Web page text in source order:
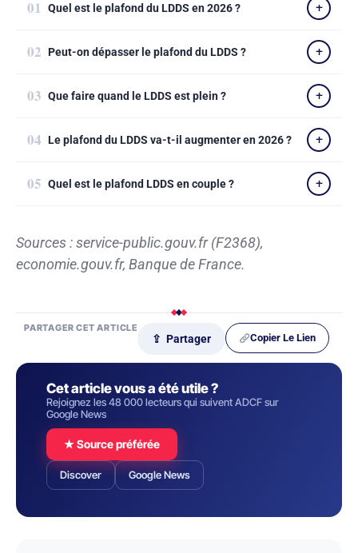
Quel est le plafond du LDDS en 2026 ?
Peut-on dépasser le plafond du LDDS ?
Que faire quand le LDDS est plein ?
Le plafond du LDDS va-t-il augmenter en 2026 ?
Quel est le plafond LDDS en couple ?
Sources : service-public.gouv.fr (F2368),
economie.gouv.fr, Banque de France.
PARTAGER CET ARTICLE
⇪ Partager Copier Le Lien
Cet article vous a été utile ?
Rejoignez les 48 000 lecteurs qui suivent ADCF sur
Google News
★ Source préférée
Discover Google News